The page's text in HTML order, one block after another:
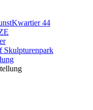
44
Skulpturenpark